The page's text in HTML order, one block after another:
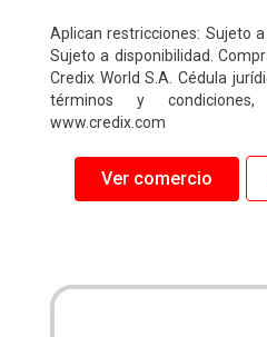
Aplican restricciones: Sujeto
Sujeto a disponibilidad.
Credix World S.A. Cédula
términos y
www.credix.com
Ver comercio